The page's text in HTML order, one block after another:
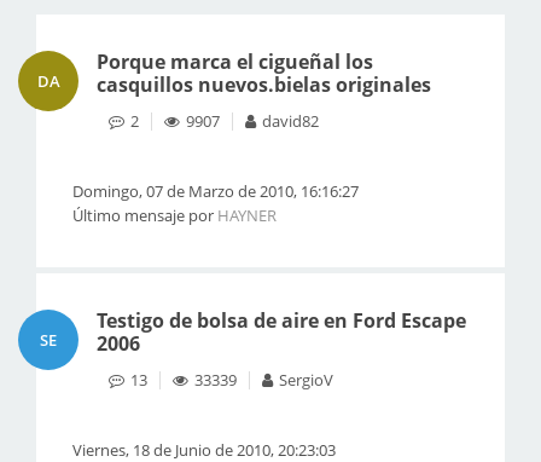
DA
Porque marca el cigueñal los
casquillos nuevos.bielas originales
2 9907 david82
Domingo, 07 de Marzo de 2010, 16:16:27
Último mensaje por HAYNER
SE
Testigo de bolsa de aire en Ford Escape
2006
13 33339 SergioV
Viernes, 18 de Junio de 2010, 20:23:03